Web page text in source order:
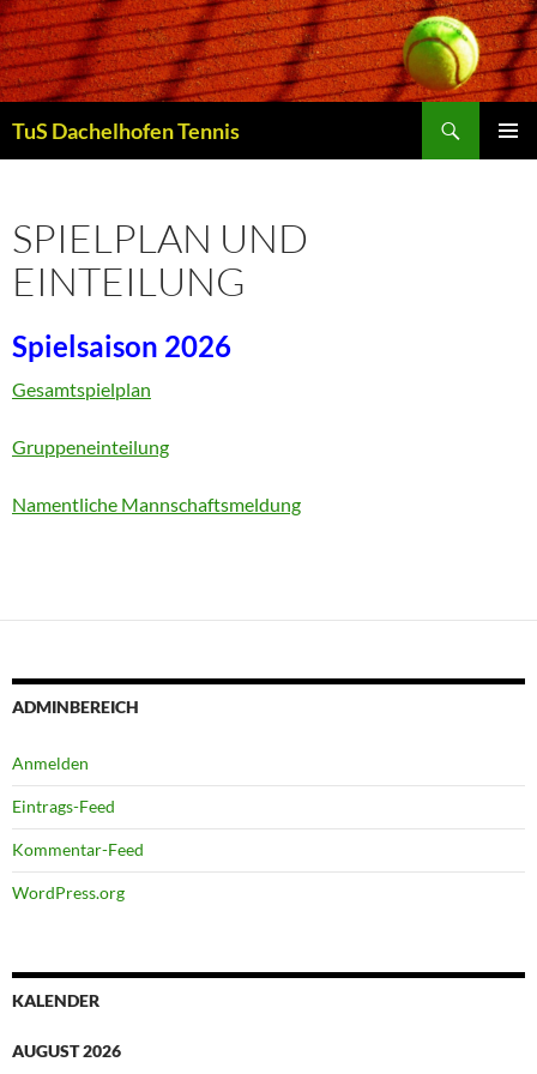
Zum
Inhalt
springen
TuS Dachelhofen Tennis
SPIELPLAN UND
EINTEILUNG
Spielsaison 2026
Gesamtspielplan
Gruppeneinteilung
Namentliche Mannschaftsmeldung
ADMINBEREICH
Anmelden
Eintrags-Feed
Kommentar-Feed
WordPress.org
KALENDER
AUGUST 2026